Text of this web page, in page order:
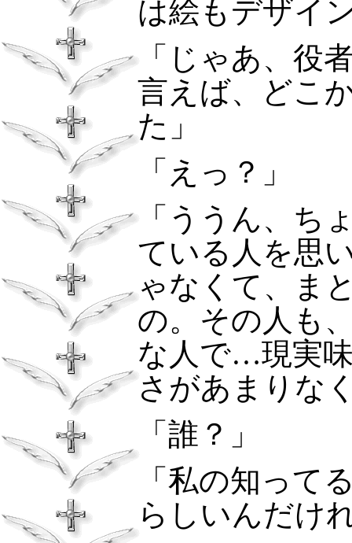
は絵もデザイ
「じゃあ、
言えば、どこ
た」
「えっ？」
「ううん、ち
ている人を思
ゃなくて、ま
の。その人も
な人で…現実
さがあまりな
「誰？」
「私の知って
らしいんだけ